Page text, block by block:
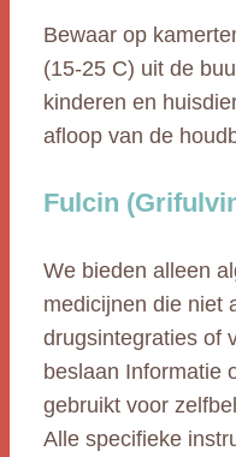
Bewaar op
(15-25 C) uit de
kinderen en
afloop van de
Fulcin
We bieden alleen
medicijnen die niet
drugsintegraties of
beslaan Informatie
gebruikt voor
Alle specifieke